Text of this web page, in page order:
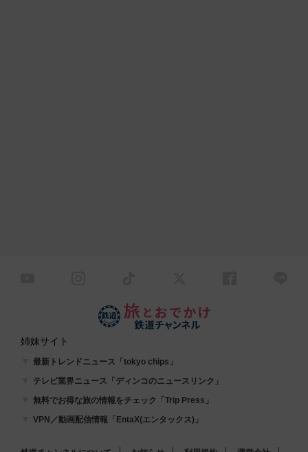
姉妹サイト
最新トレンドニュース「tokyo chips」
テレビ業界ニュース「ディンコのニュースリンク」
無料でお得な旅の情報をチェック「Trip Press」
VPN／動画配信情報「EntaX(エンタックス)」